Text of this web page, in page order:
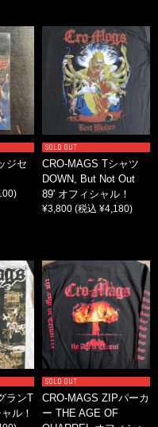
ジセ
SOLD OUT
CRO-MAGS Tシャツ
DOWN, But Not Out
89' オフィシャル！
¥3,800 (税込 ¥4,180)
ランT
ル！
SOLD OUT
CRO-MAGS ZIPパーカ
ー THE AGE OF